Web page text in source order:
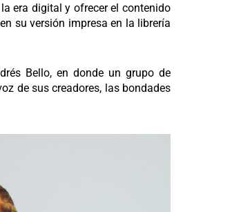
era digital y ofrecer el contenido
su versión impresa en la librería
Bello, en donde un grupo de
de sus creadores, las bondades